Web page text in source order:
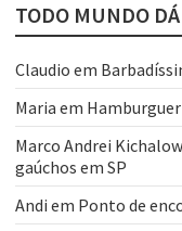
TODO MUNDO
Claudio em
Maria em
Marco Andrei
gaúchos em SP
Andi em Ponto de